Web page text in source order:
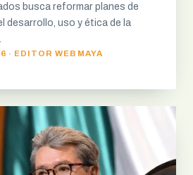
busca reformar planes de
desarrollo, uso y ética de la
· EDITOR WEB MAYA